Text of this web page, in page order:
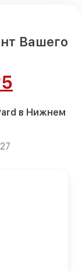
Вашего
в Нижнем